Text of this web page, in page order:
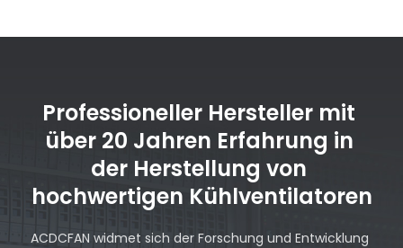
Professioneller Hersteller mit
über 20 Jahren Erfahrung in
der Herstellung von
hochwertigen Kühlventilatoren
ACDCFAN widmet sich der Forschung und Entwicklung